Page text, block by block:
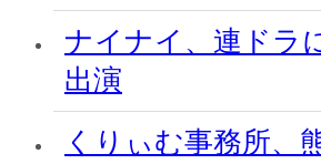
ナイナイ、連ドラ
出演
くりぃむ事務所、